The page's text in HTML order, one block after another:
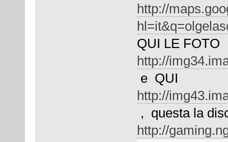
http://
QUI LE FOTO
http://
e QUI
http://
, questa la
http://